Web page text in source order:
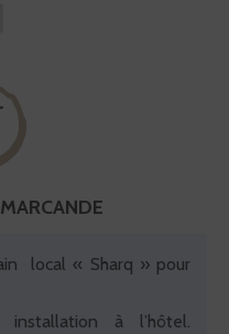
local « Sharq » pour
à l’hôtel.